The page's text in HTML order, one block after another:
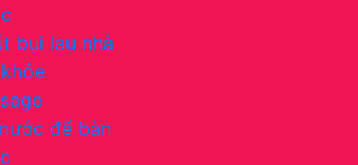
bụi lau nhà
để bàn